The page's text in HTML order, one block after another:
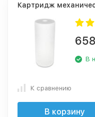
Картридж
658
В
К сравнению
В корзину